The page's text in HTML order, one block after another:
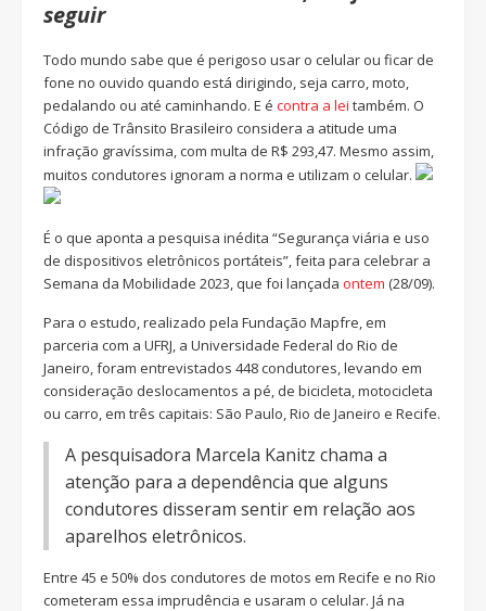
seguir
Todo mundo sabe que é perigoso usar o celular ou ficar de
fone no ouvido quando está dirigindo, seja carro, moto,
pedalando ou até caminhando. E é contra a lei também. O
Código de Trânsito Brasileiro considera a atitude uma
infração gravíssima, com multa de R$ 293,47. Mesmo assim,
muitos condutores ignoram a norma e utilizam o celular.
É o que aponta a pesquisa inédita “Segurança viária e uso
de dispositivos eletrônicos portáteis”, feita para celebrar a
Semana da Mobilidade 2023, que foi lançada ontem (28/09).
Para o estudo, realizado pela Fundação Mapfre, em
parceria com a UFRJ, a Universidade Federal do Rio de
Janeiro, foram entrevistados 448 condutores, levando em
consideração deslocamentos a pé, de bicicleta, motocicleta
ou carro, em três capitais: São Paulo, Rio de Janeiro e Recife.
A pesquisadora Marcela Kanitz chama a
atenção para a dependência que alguns
condutores disseram sentir em relação aos
aparelhos eletrônicos.
Entre 45 e 50% dos condutores de motos em Recife e no Rio
cometeram essa imprudência e usaram o celular. Já na